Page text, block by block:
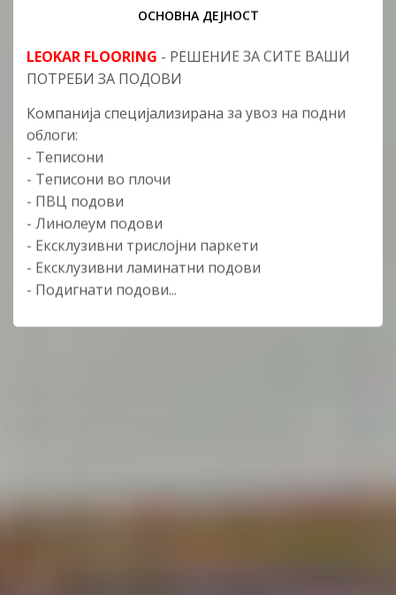
ОСНОВНА ДЕЈНОСТ
LEOKAR FLOORING - РЕШЕНИЕ ЗА СИТЕ ВАШИ
ПОТРЕБИ ЗА ПОДОВИ
Компанија специјализирана за увоз на подни
облоги:
- Теписони
- Теписони во плочи
- ПВЦ подови
- Линолеум подови
- Ексклузивни трислојни паркети
- Ексклузивни ламинатни подови
- Подигнати подови...